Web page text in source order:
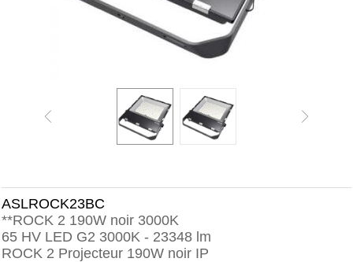
ASLROCK23BC
**ROCK 2 190W noir 3000K
65 HV LED G2 3000K - 23348 lm
ROCK 2 Projecteur 190W noir IP